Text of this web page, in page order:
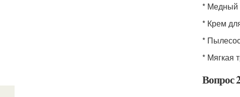
* Медный
* Крем
*
* Мягкая
Вопрос